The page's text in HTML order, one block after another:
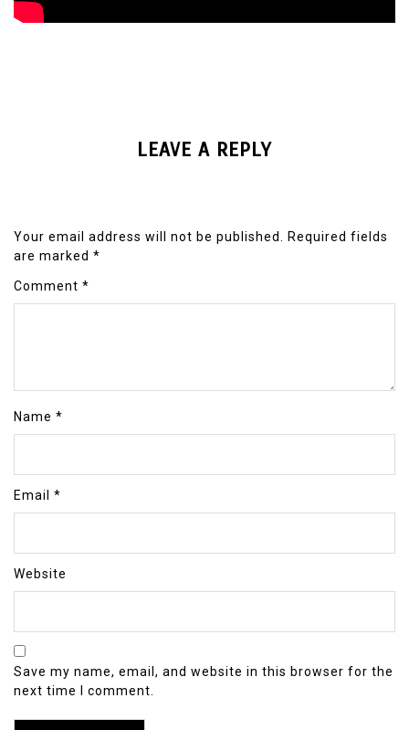
LEAVE A REPLY
Your email address will not be published.
Required fields
are marked *
Comment *
Name *
Email *
Website
Save my name, email, and website in this browser for the
next time I comment.